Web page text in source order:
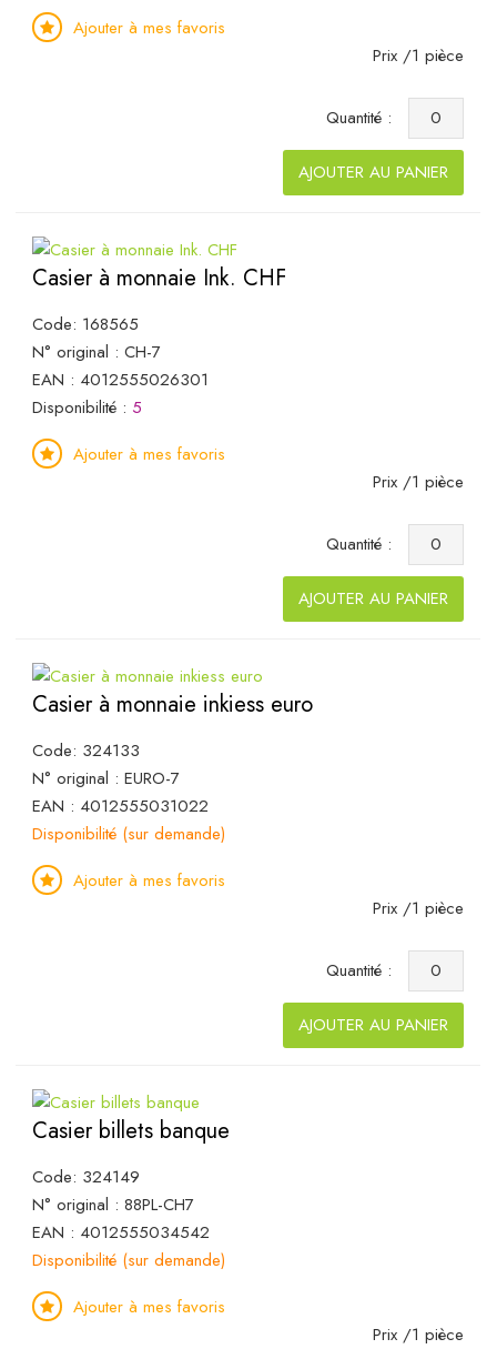
Ajouter à mes favoris
Prix /1 pièce
Quantité :
AJOUTER AU PANIER
Casier à monnaie Ink. CHF
Code: 168565
N° original : CH-7
EAN : 4012555026301
Disponibilité : 5
Ajouter à mes favoris
Prix /1 pièce
Quantité :
AJOUTER AU PANIER
Casier à monnaie inkiess euro
Code: 324133
N° original : EURO-7
EAN : 4012555031022
Disponibilité (sur demande)
Ajouter à mes favoris
Prix /1 pièce
Quantité :
AJOUTER AU PANIER
Casier billets banque
Code: 324149
N° original : 88PL-CH7
EAN : 4012555034542
Disponibilité (sur demande)
Ajouter à mes favoris
Prix /1 pièce